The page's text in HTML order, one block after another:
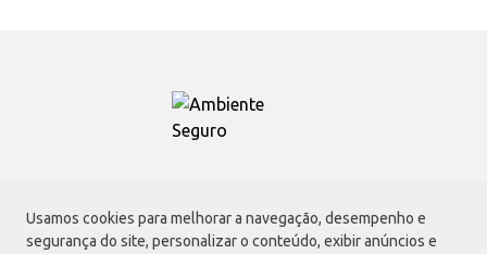
Usamos cookies para melhorar a navegação, desempenho e
segurança do site, personalizar o conteúdo, exibir anúncios e
Atacadão S.A.
Avenida Morvan Dias de Figueiredo, 6169, Vila Maria, São Paulo - SP | CEP
02170-901 | CNPJ: 75.315.333/0001-09